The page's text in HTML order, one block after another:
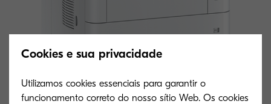
Cookies e sua privacidade
Utilizamos cookies essenciais para garantir o
funcionamento correto do nosso sítio Web. Os cookies